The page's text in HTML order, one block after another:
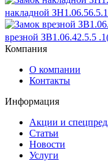
накладной
врезной ЗВ1.06.42.5.5
Компания
О компании
Контакты
Информация
Акции и
Статьи
Новости
Услуги